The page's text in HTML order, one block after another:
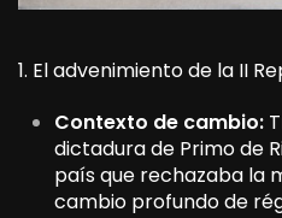
1. El advenimiento de la II
Contexto de cambio:
dictadura de Primo de
país que rechazaba la
cambio profundo de